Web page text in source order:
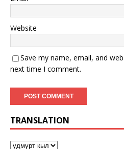
Website
Save my name, email, and
next time I comment.
TRANSLATION